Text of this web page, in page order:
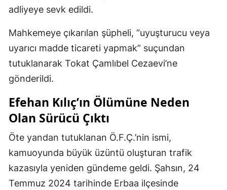
adliyeye sevk edildi.
Mahkemeye çıkarılan şüpheli, “uyuşturucu veya
uyarıcı madde ticareti yapmak” suçundan
tutuklanarak Tokat Çamlıbel Cezaevi’ne
gönderildi.
Efehan Kılıç’ın Ölümüne Neden
Olan Sürücü Çıktı
Öte yandan tutuklanan Ö.F.Ç.’nin ismi,
kamuoyunda büyük üzüntü oluşturan trafik
kazasıyla yeniden gündeme geldi. Şahsın, 24
Temmuz 2024 tarihinde Erbaa ilçesinde